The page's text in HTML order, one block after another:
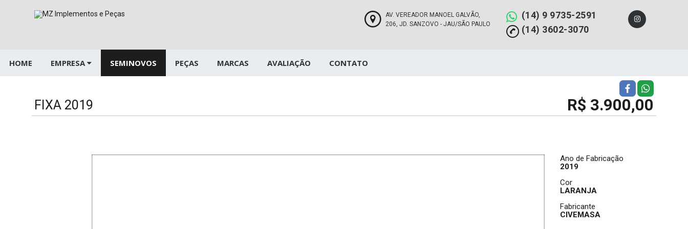
(14) 9 9735-2591
(14) 3602-3070
AV. VEREADOR MANOEL GALVÃO,
206, JD. SANZOVO - JAU/SÃO PAULO
HOME EMPRESA SEMINOVOS PEÇAS MARCAS AVALIAÇÃO CONTATO
FIXA 2019 R$ 3.900,00
Ano de Fabricação
2019
Cor
LARANJA
Fabricante
CIVEMASA